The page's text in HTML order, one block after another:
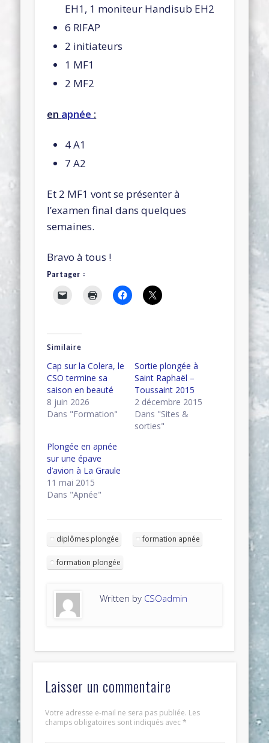
EH1, 1 moniteur Handisub EH2
6 RIFAP
2 initiateurs
1 MF1
2 MF2
en apnée :
4 A1
7 A2
Et 2 MF1 vont se présenter à
l’examen final dans quelques
semaines.
Bravo à tous !
Partager :
Similaire
Cap sur la Colera, le
CSO termine sa
saison en beauté
8 juin 2026
Dans "Formation"
Sortie plongée à
Saint Raphaël –
Toussaint 2015
2 décembre 2015
Dans "Sites &
sorties"
Plongée en apnée
sur une épave
d’avion à La Graule
11 mai 2015
Dans "Apnée"
diplômes plongée formation apnée
formation plongée
Written by CSOadmin
Laisser un commentaire
Votre adresse e-mail ne sera pas publiée. Les
champs obligatoires sont indiqués avec*